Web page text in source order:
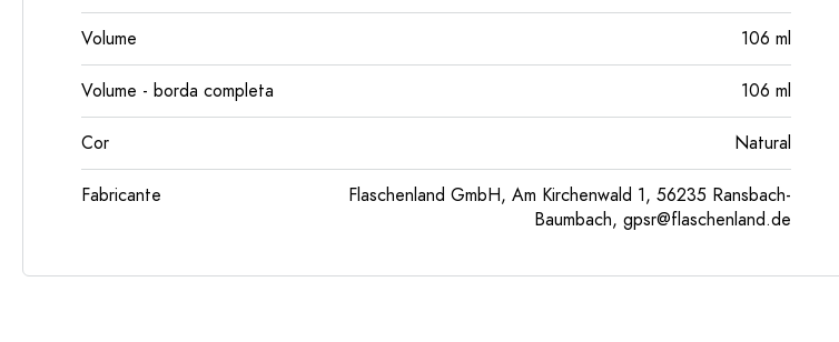
Volume 106 ml
Volume - borda completa 106 ml
Cor Natural
Fabricante
Flaschenland GmbH, Am Kirchenwald 1, 56235 Ransbach-
Baumbach, gpsr@flaschenland.de